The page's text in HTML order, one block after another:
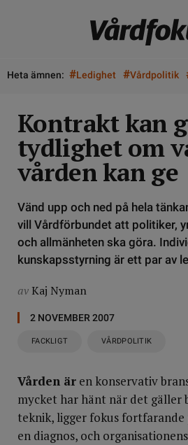
Heta ämnen: #Ledighet #Vårdpolitik
Kontrakt kan
tydlighet om
vården kan ge
Vänd upp och ned på hela
vill Vårdförbundet att politiker,
och allmänheten ska göra.
kunskapsstyrning är ett par av
av Kaj Nyman
2 NOVEMBER 2007
FACKLIGT VÅRDPOLITIK
Vården är en konservativ
mycket har hänt när det gäller
teknik, ligger fokus fortfarande
en diagnos, och